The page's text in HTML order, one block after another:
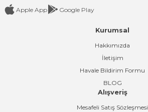
Apple App Google Play
Kurumsal
Hakkımızda
İletişim
Havale Bildirim Formu
BLOG
Alışveriş
Mesafeli Satış Sözleşmesi